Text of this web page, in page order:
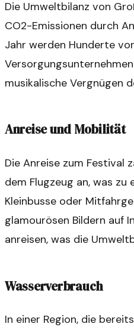
Die Umweltbilanz von
CO2-Emissionen durch
Jahr werden Hunderte
musikalische Vergnügen
Anreise und Mobilität
Die Anreise zum Festival
dem Flugzeug an, was
Kleinbusse oder
glamourösen Bildern auf
anreisen, was die
Wasserverbrauch
In einer Region, die